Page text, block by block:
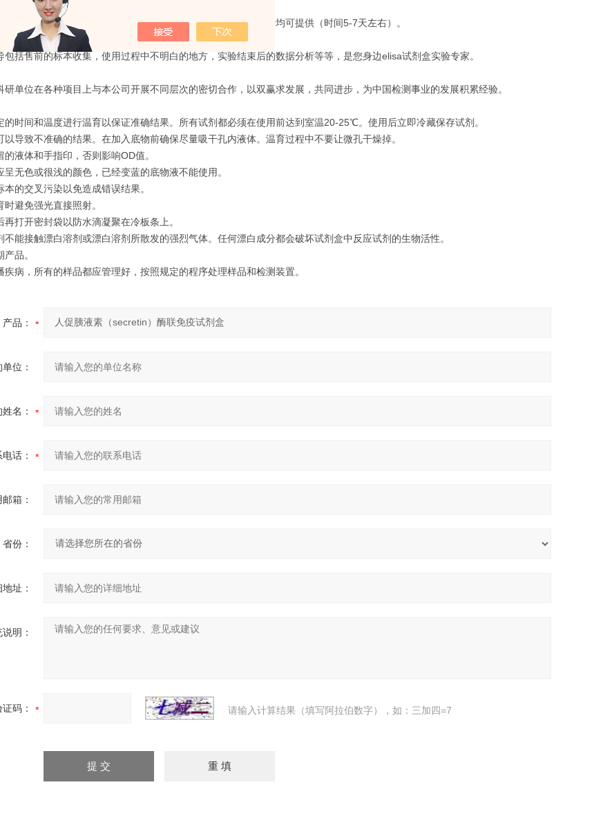
寄过来，我们为您节省时间，帮您出结果，原始数据，分析数据均可提供（时间5-7天左右）。
secretin）酶联免疫试剂盒
技术指导：
包括售前的标本收集，使用过程中不明白的地方，实验结束后的数据分析等等，是您身边elisa试剂盒实验专家。
研单位在各种项目上与本公司开展不同层次的密切合作，以双赢求发展，共同进步，为中国检测事业的发展积累经验。
的时间和温度进行温育以保证准确结果。所有试剂都必须在使用前达到室温20-25℃。使用后立即冷藏保存试剂。
以导致不准确的结果。在加入底物前确保尽量吸干孔内液体。温育过程中不要让微孔干燥掉。
的液体和手指印，否则影响OD值。
呈无色或很浅的颜色，已经变蓝的底物液不能使用。
本的交叉污染以免造成错误结果。
避免强光直接照射。
再打开密封袋以防水滴凝聚在冷板条上。
不能接触漂白溶剂或漂白溶剂所散发的强烈气体。任何漂白成分都会破坏试剂盒中反应试剂的生物活性。
品。
疾病，所有的样品都应管理好，按照规定的程序处理样品和检测装置。
产品：
位：
名：
话：
箱：
省份：
址：
明：
码： 请输入计算结果（填写阿拉伯数字），如：三加四=7